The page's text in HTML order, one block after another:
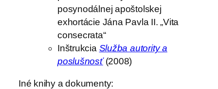
posynodálnej apoštolskej
exhortácie Jána Pavla II. „Vita
consecrata“
Inštrukcia Služba autority a
poslušnosť(2008)
Iné knihy a dokumenty: